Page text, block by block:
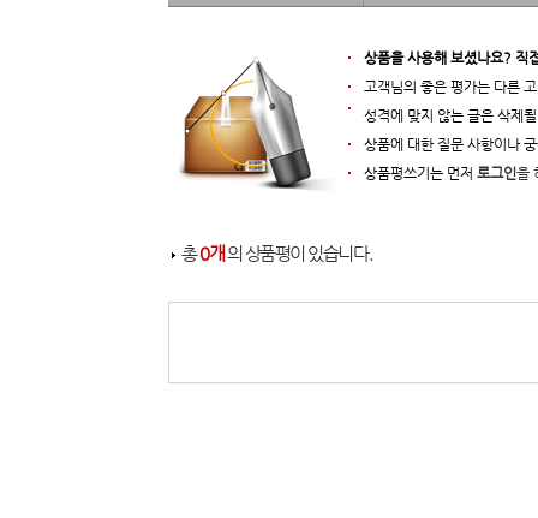
상품을 사용해 보셨나요? 직
고객님의 좋은 평가는 다른
성격에 맞지 않는 글은 삭제
상품에 대한 질문 사항이나
상품평쓰기는 먼저 로그인을
총0개의 상품평이 있습니다.